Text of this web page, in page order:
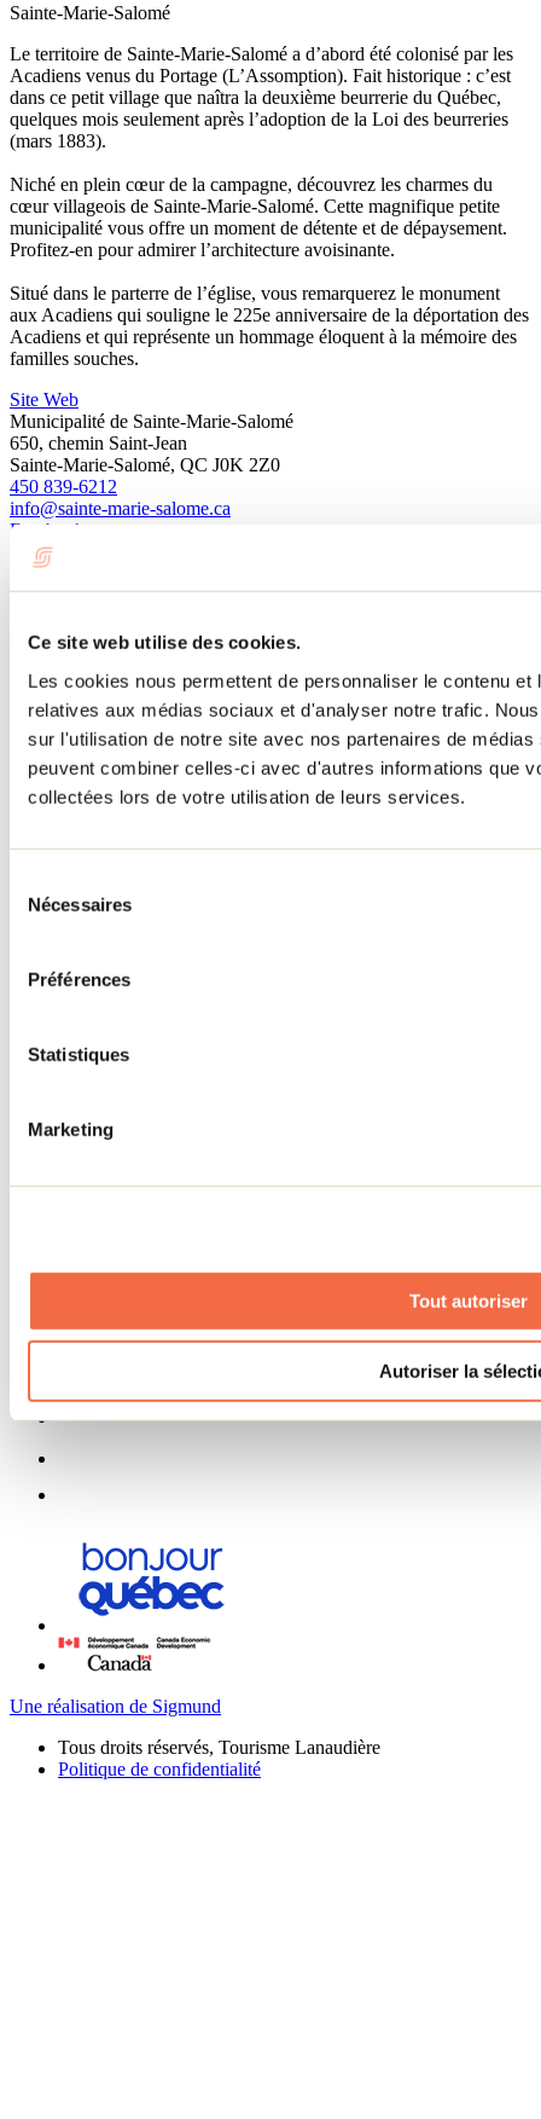
Ce site web utilise des cookies.
Les cookies nous permettent de personnaliser le contenu
relatives aux médias sociaux et d'analyser notre trafic.
sur l'utilisation de notre site avec nos partenaires de
peuvent combiner celles-ci avec d'autres informations que
collectées lors de votre utilisation de leurs services.
Nécessaires
Préférences
Statistiques
Marketing
Tout autoriser
Autoriser la
Sainte-Marie-Salomé
Le territoire de Sainte-Marie-Salomé a d’abord été colonisé par les
Acadiens venus du Portage (L’Assomption). Fait historique : c’est
dans ce petit village que naîtra la deuxième beurrerie du Québec,
quelques mois seulement après l’adoption de la Loi des beurreries
(mars 1883).
Niché en plein cœur de la campagne, découvrez les charmes du
cœur villageois de Sainte-Marie-Salomé. Cette magnifique petite
municipalité vous offre un moment de détente et de dépaysement.
Profitez-en pour admirer l’architecture avoisinante.
Situé dans le parterre de l’église, vous remarquerez le monument
aux Acadiens qui souligne le 225e anniversaire de la déportation des
Acadiens et qui représente un hommage éloquent à la mémoire des
familles souches.
Site Web
Municipalité de Sainte-Marie-Salomé
650, chemin Saint-Jean
Sainte-Marie-Salomé, QC J0K 2Z0
450 839-6212
info@sainte-marie-salome.ca
Facebook
Besoin d'information?
1 800 363-2788
Accueil de groupe
Séjour d'affaires
Lieux événementiels
Offre aux voyageurs étrangers
À propos
Partenaires
Médias
Renseignements utiles
Zone entreprises
Banque de figurants
Programme ambassadeur
Pour découvrir des idées d’activités et connaître en primeur les
abonne-toi dès aujourd’hui à notre infolettre.
Menu des réseaux sociaux
Une réalisation de Sigmund
Tous droits réservés, Tourisme Lanaudière
Politique de confidentialité